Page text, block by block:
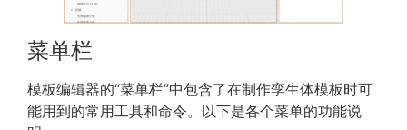
菜单栏
模板编辑器的“菜单栏”中包含了在制作孪生体模板时可
能用到的常用工具和命令。以下是各个菜单的功能说